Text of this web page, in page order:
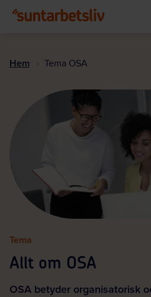
Hem Tema OSA
Tema
Allt om OSA
OSA betyder organisa­torisk